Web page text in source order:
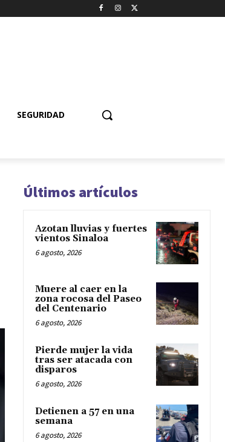
SEGURIDAD
Últimos artículos
Azotan lluvias y fuertes
vientos Sinaloa
6 agosto, 2026
Muere al caer en la
zona rocosa del Paseo
del Centenario
6 agosto, 2026
Pierde mujer la vida
tras ser atacada con
disparos
6 agosto, 2026
Detienen a 57 en una
semana
6 agosto, 2026